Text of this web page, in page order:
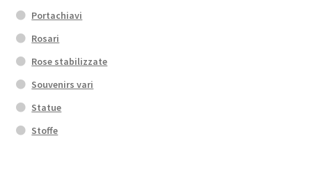
Portachiavi
Rosari
Rose stabilizzate
Souvenirs vari
Statue
Stoffe